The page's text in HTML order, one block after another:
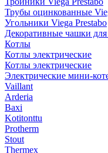
Трубы оцинкованные
Угольники Viega Prestabo
Декоративные чашки для
Котлы
Котлы электрические
Котлы электрические
Электрические мини-
Vaillant
Arderia
Baxi
Kotitonttu
Protherm
Stout
Thermex